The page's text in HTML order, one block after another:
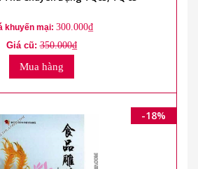
khuyến mại: 300.000₫
Giá cũ:350.000₫
Mua hàng
-18%